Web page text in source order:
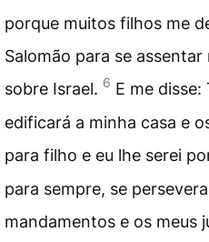
porque muitos filhos me
Salomão para se
sobre Israel. 6 E me disse:
edificará a minha casa e
para filho e eu lhe serei
para sempre, se
mandamentos e os meus